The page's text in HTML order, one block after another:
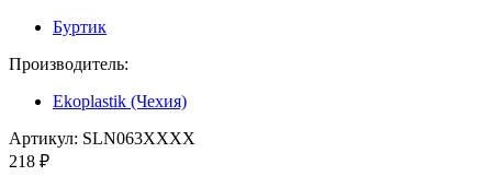
Буртик
Производитель:
Ekoplastik (Чехия)
Артикул: SLN063XXXX
218 ₽